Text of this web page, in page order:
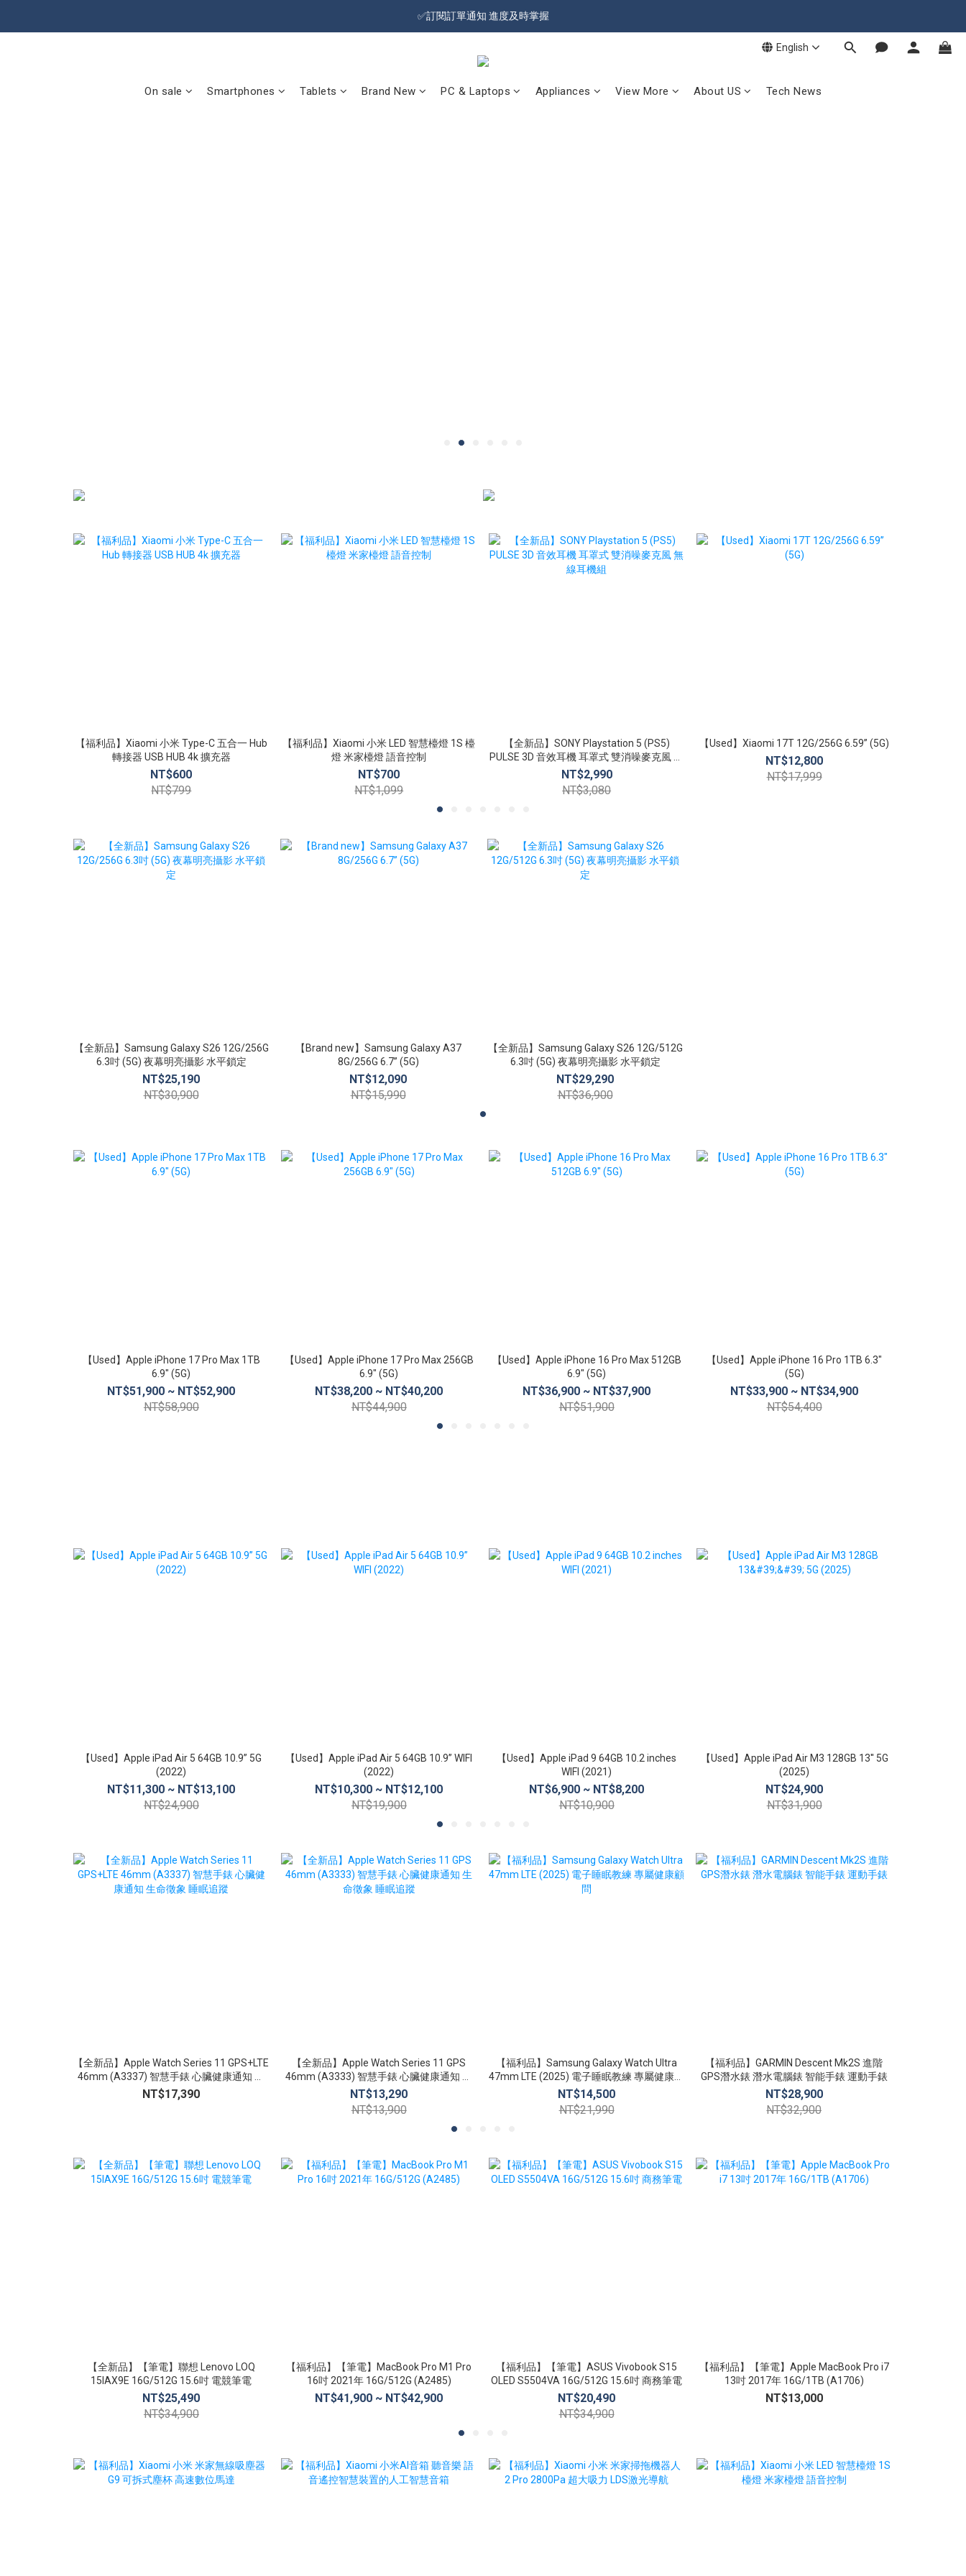
🔥Sign up and get 100 reward dollars🔥 Free Shipping Over $599🚛
✅訂閱訂單通知 進度及時掌握
English
On sale Smartphones Tablets Brand New PC & Laptops Appliances View More About US Tech News
【福利品】Xiaomi 小米 Type-C 五合一 Hub
轉接器 USB HUB 4k 擴充器
NT$600
NT$799
【福利品】Xiaomi 小米 LED 智慧檯燈 1S 檯
燈 米家檯燈 語音控制
NT$700
NT$1,099
【全新品】SONY Playstation 5 (PS5)
PULSE 3D 音效耳機 耳罩式 雙消噪麥克風 無
線耳機組
NT$2,990
NT$3,080
【Used】Xiaomi 17T 12G/256G 6.59” (5G)
NT$12,800
NT$17,999
【全新品】Samsung Galaxy S26 12G/256G
6.3吋 (5G) 夜幕明亮攝影 水平鎖定
NT$25,190
NT$30,900
【Brand new】Samsung Galaxy A37
8G/256G 6.7” (5G)
NT$12,090
NT$15,990
【全新品】Samsung Galaxy S26 12G/512G
6.3吋 (5G) 夜幕明亮攝影 水平鎖定
NT$29,290
NT$36,900
【Used】Apple iPhone 17 Pro Max 1TB
6.9″ (5G)
NT$51,900 ~ NT$52,900
NT$58,900
【Used】Apple iPhone 17 Pro Max 256GB
6.9″ (5G)
NT$38,200 ~ NT$40,200
NT$44,900
【Used】Apple iPhone 16 Pro Max 512GB
6.9″ (5G)
NT$36,900 ~ NT$37,900
NT$51,900
【Used】Apple iPhone 16 Pro 1TB 6.3″
(5G)
NT$33,900 ~ NT$34,900
NT$54,400
【Used】Apple iPad Air 5 64GB 10.9” 5G
(2022)
NT$11,300 ~ NT$13,100
NT$24,900
【Used】Apple iPad Air 5 64GB 10.9” WIFI
(2022)
NT$10,300 ~ NT$12,100
NT$19,900
【Used】Apple iPad 9 64GB 10.2 inches
WIFI (2021)
NT$6,900 ~ NT$8,200
NT$10,900
【Used】Apple iPad Air M3 128GB 13'' 5G
(2025)
NT$24,900
NT$31,900
【全新品】Apple Watch Series 11 GPS+LTE
46mm (A3337) 智慧手錶 心臟健康通知 生
命徵象 睡眠追蹤
NT$17,390
【全新品】Apple Watch Series 11 GPS
46mm (A3333) 智慧手錶 心臟健康通知 生
命徵象 睡眠追蹤
NT$13,290
NT$13,900
【福利品】Samsung Galaxy Watch Ultra
47mm LTE (2025) 電子睡眠教練 專屬健康顧
問
NT$14,500
NT$21,990
【福利品】GARMIN Descent Mk2S 進階
GPS潛水錶 潛水電腦錶 智能手錶 運動手錶
NT$28,900
NT$32,900
【全新品】【筆電】聯想 Lenovo LOQ
15IAX9E 16G/512G 15.6吋 電競筆電
NT$25,490
NT$34,900
【福利品】【筆電】MacBook Pro M1 Pro
16吋 2021年 16G/512G (A2485)
NT$41,900 ~ NT$42,900
【福利品】【筆電】ASUS Vivobook S15
OLED S5504VA 16G/512G 15.6吋 商務筆電
NT$20,490
NT$34,900
【福利品】【筆電】Apple MacBook Pro i7
13吋 2017年 16G/1TB (A1706)
NT$13,000